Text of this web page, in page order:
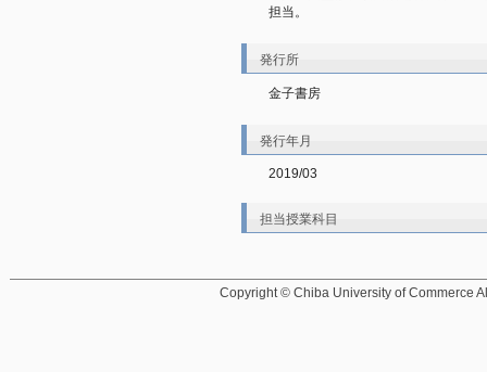
担当。
発行所
金子書房
発行年月
2019/03
担当授業科目